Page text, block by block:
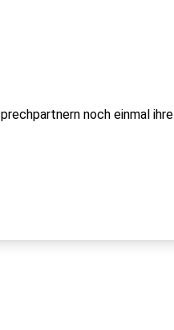
noch einmal ihre